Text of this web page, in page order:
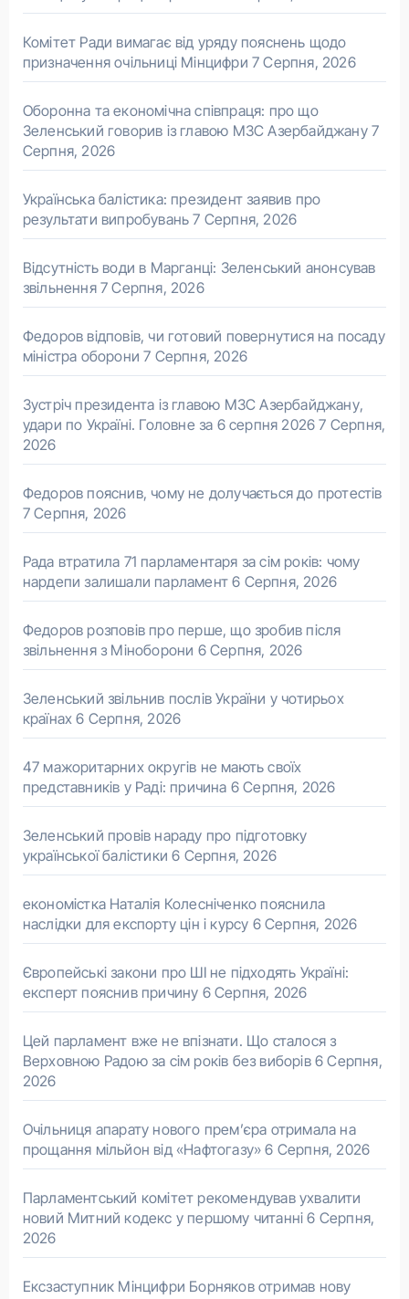
Комітет Ради вимагає від уряду пояснень щодо
призначення очільниці Мінцифри 7 Серпня, 2026
Оборонна та економічна співпраця: про що
Зеленський говорив із главою МЗС Азербайджану 7
Серпня, 2026
Українська балістика: президент заявив про
результати випробувань 7 Серпня, 2026
Відсутність води в Марганці: Зеленський анонсував
звільнення 7 Серпня, 2026
Федоров відповів, чи готовий повернутися на посаду
міністра оборони 7 Серпня, 2026
Зустріч президента із главою МЗС Азербайджану,
удари по Україні. Головне за 6 серпня 2026 7 Серпня,
2026
Федоров пояснив, чому не долучається до протестів
7 Серпня, 2026
Рада втратила 71 парламентаря за сім років: чому
нардепи залишали парламент 6 Серпня, 2026
Федоров розповів про перше, що зробив після
звільнення з Міноборони 6 Серпня, 2026
Зеленський звільнив послів України у чотирьох
країнах 6 Серпня, 2026
47 мажоритарних округів не мають своїх
представників у Раді: причина 6 Серпня, 2026
Зеленський провів нараду про підготовку
української балістики 6 Серпня, 2026
економістка Наталія Колесніченко пояснила
наслідки для експорту цін і курсу 6 Серпня, 2026
Європейські закони про ШІ не підходять Україні:
експерт пояснив причину 6 Серпня, 2026
Цей парламент вже не впізнати. Що сталося з
Верховною Радою за сім років без виборів 6 Серпня,
2026
Очільниця апарату нового прем’єра отримала на
прощання мільйон від «Нафтогазу» 6 Серпня, 2026
Парламентський комітет рекомендував ухвалити
новий Митний кодекс у першому читанні 6 Серпня,
2026
Ексзаступник Мінцифри Борняков отримав нову